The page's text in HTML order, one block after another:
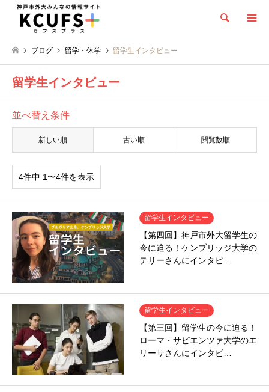
検索
ブログ 留学・休学 留学生インタビュー
留学生インタビュー
並べ替え条件
新しい順 古い順 閲覧数順
4件中 1〜4件を表示
留学生インタビュー
【第四回】神戸市外大留学生の
今に迫る！ケンブリッジ大学の
テリーさんにインタビ…
留学生インタビュー
【第三回】留学生の今に迫る！
ローマ・サピエンツァ大学のエ
リーサさんにインタビ…